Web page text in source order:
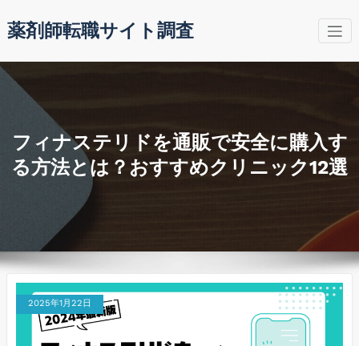
ン
ン
薬剤師転職サイト調査
フィナステリドを通販で安全に購入す
る方法とは？おすすめクリニック12選
2025年1月22日